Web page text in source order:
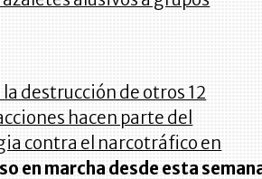
destrucción de otros 12
hacen parte del
contra el narcotráfico en
en marcha desde esta